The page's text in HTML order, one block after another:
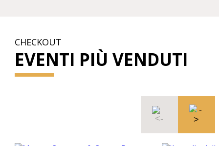
CHECKOUT
EVENTI PIÙ VENDUTI